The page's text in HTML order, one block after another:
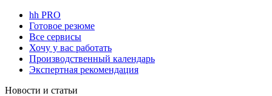
hh PRO
Готовое резюме
Все сервисы
Хочу у вас работать
Производственный календарь
Экспертная рекомендация
Новости и статьи